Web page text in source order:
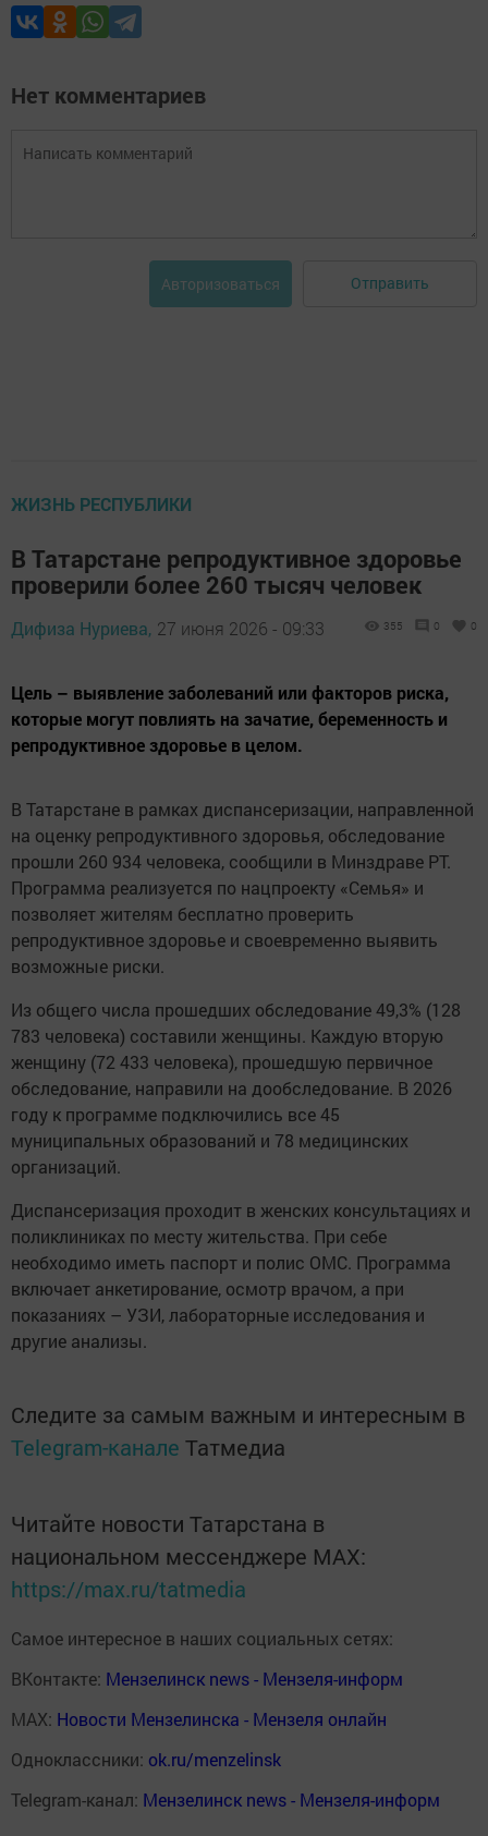
Нет комментариев
Авторизоваться Отправить
ЖИЗНЬ РЕСПУБЛИКИ
В Татарстане репродуктивное здоровье
проверили более 260 тысяч человек
Дифиза Нуриева, 27 июня 2026 - 09:33 355 0 0
Цель – выявление заболеваний или факторов риска,
которые могут повлиять на зачатие, беременность и
репродуктивное здоровье в целом.
В Татарстане в рамках диспансеризации, направленной
на оценку репродуктивного здоровья, обследование
прошли 260 934 человека, сообщили в Минздраве РТ.
Программа реализуется по нацпроекту «Семья» и
позволяет жителям бесплатно проверить
репродуктивное здоровье и своевременно выявить
возможные риски.
Из общего числа прошедших обследование 49,3% (128
783 человека) составили женщины. Каждую вторую
женщину (72 433 человека), прошедшую первичное
обследование, направили на дообследование. В 2026
году к программе подключились все 45
муниципальных образований и 78 медицинских
организаций.
Диспансеризация проходит в женских консультациях и
поликлиниках по месту жительства. При себе
необходимо иметь паспорт и полис ОМС. Программа
включает анкетирование, осмотр врачом, а при
показаниях – УЗИ, лабораторные исследования и
другие анализы.
Следите за самым важным и интересным в
Telegram-канале Татмедиа
Читайте новости Татарстана в
национальном мессенджере MАХ:
https://max.ru/tatmedia
Самое интересное в наших социальных сетях:
ВКонтакте: Мензелинск news - Мензеля-информ
MAX: Новости Мензелинска - Мензеля онлайн
Одноклассники: ok.ru/menzelinsk
Telegram-канал: Мензелинск news - Мензеля-информ